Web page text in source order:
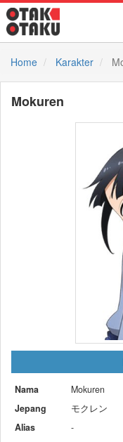
Home
Karakter
Mokuren
Nama
Mokuren
Jepang
モクレン
Alias
-